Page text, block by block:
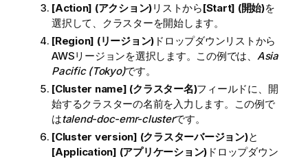
[Action] (アクション)リストから[Start] (開始)を
選択して、クラスターを開始します。
[Region] (リージョン) ドロップダウンリストから
AWSリージョンを選択します。この例では、 Asia
Pacific (Tokyo)です。
[Cluster name] (クラスター名)フィールドに、開
始するクラスターの名前を入力します。この例で
はtalend-doc-emr-clusterです。
[Cluster version] (クラスターバージョン)と
[Application] (アプリケーション) ドロップダウン